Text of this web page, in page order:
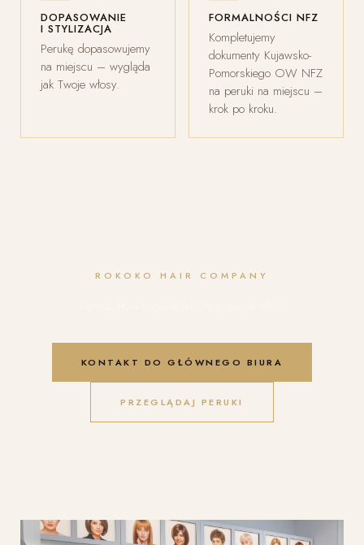
DOPASOWANIE
I STYLIZACJA
Perukę dopasowujemy
na miejscu – wygląda
jak Twoje włosy.
FORMALNOŚCI NFZ
Kompletujemy
dokumenty Kujawsko-
Pomorskiego OW NFZ
na peruki na miejscu –
krok po kroku.
ROKOKO HAIR COMPANY
KONTAKT DO GŁÓWNEGO BIURA
PRZEGLĄDAJ PERUKI